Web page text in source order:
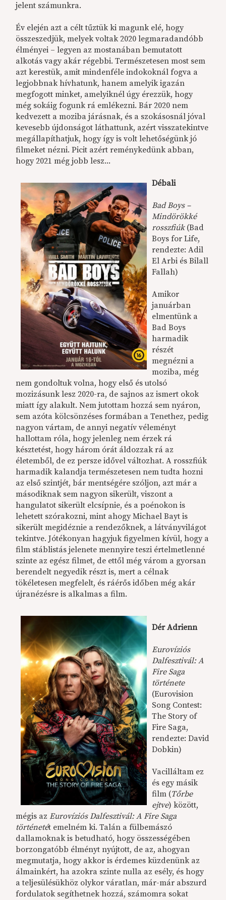
jelent számunkra.
Év elején azt a célt tűztük ki magunk elé, hogy
összeszedjük, melyek voltak 2020 legmaradandóbb
élményei – legyen az mostanában bemutatott
alkotás vagy akár régebbi. Természetesen most sem
azt kerestük, amit mindenféle indokoknál fogva a
legjobbnak hívhatunk, hanem amelyik igazán
megfogott minket, amelyiknél úgy érezzük, hogy
még sokáig fogunk rá emlékezni. Bár 2020 nem
kedvezett a moziba járásnak, és a szokásosnál jóval
kevesebb újdonságot láthattunk, azért visszatekintve
megállapíthatjuk, hogy így is volt lehetőségünk jó
filmeket nézni. Picit azért reménykedünk abban,
hogy 2021 még jobb lesz...
Débali
Bad Boys –
Mindörökké
rosszfiúk(Bad
Boys for Life,
rendezte: Adil
El Arbi és Bilall
Fallah)
Amikor
januárban
elmentünk a
Bad Boys
harmadik
részét
megnézni a
moziba, még
nem gondoltuk volna, hogy első és utolsó
mozizásunk lesz 2020-ra, de sajnos az ismert okok
miatt így alakult. Nem jutottam hozzá sem nyáron,
sem azóta kölcsönzéses formában a Tenethez, pedig
nagyon vártam, de annyi negatív véleményt
hallottam róla, hogy jelenleg nem érzek rá
késztetést, hogy három órát áldozzak rá az
életemből, de ez persze idővel változhat. A rosszfiúk
harmadik kalandja természetesen nem tudta hozni
az első szintjét, bár mentségére szóljon, azt már a
másodiknak sem nagyon sikerült, viszont a
hangulatot sikerült elcsípnie, és a poénokon is
lehetett szórakozni, mint ahogy Michael Bayt is
sikerült megidéznie a rendezőknek, a látványvilágot
tekintve. Jótékonyan hagyjuk figyelmen kívül, hogy a
film stáblistás jelenete mennyire teszi értelmetlenné
szinte az egész filmet, de ettől még várom a gyorsan
berendelt negyedik részt is, mert a célnak
tökéletesen megfelelt, és ráérős időben még akár
újranézésre is alkalmas a film.
Dér Adrienn
Eurovíziós
Dalfesztivál: A
Fire Saga
története
(Eurovision
Song Contest:
The Story of
Fire Saga,
rendezte: David
Dobkin)
Vacilláltam ez
és egy másik
film (Tőrbe
ejtve) között,
mégis azEurovíziós Dalfesztivál: A Fire Saga
történetét emelném ki. Talán a fülbemászó
dallamoknak is betudható, hogy összességében
borzongatóbb élményt nyújtott, de az, ahogyan
megmutatja, hogy akkor is érdemes küzdenünk az
álmainkért, ha azokra szinte nulla az esély, és hogy
a teljesülésükhöz olykor váratlan, már-már abszurd
fordulatok segíthetnek hozzá, számomra sokat